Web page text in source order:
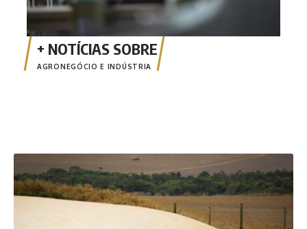
AGRONEGÓCIO E INDÚSTRIA